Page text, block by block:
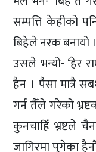
सम्पत्ति केहीको
बिहेले नरक बनायो
उसले भन्यो- ‘हेर
हैन । पैसा मात्रै
गर्न तैँले गरेको
कुनचाहिँ भ्रष्टले
जागिरमा पुगेका